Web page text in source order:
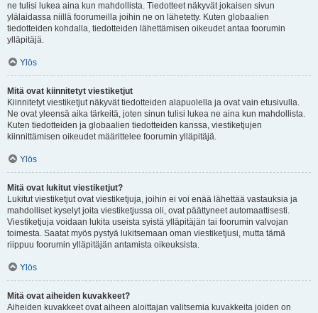
ne tulisi lukea aina kun mahdollista. Tiedotteet näkyvät jokaisen sivun
ylälaidassa niillä foorumeilla joihin ne on lähetetty. Kuten globaalien
tiedotteiden kohdalla, tiedotteiden lähettämisen oikeudet antaa foorumin
ylläpitäjä.
Ylös
Mitä ovat kiinnitetyt viestiketjut
Kiinnitetyt viestiketjut näkyvät tiedotteiden alapuolella ja ovat vain etusivulla.
Ne ovat yleensä aika tärkeitä, joten sinun tulisi lukea ne aina kun mahdollista.
Kuten tiedotteiden ja globaalien tiedotteiden kanssa, viestiketjujen
kiinnittämisen oikeudet määrittelee foorumin ylläpitäjä.
Ylös
Mitä ovat lukitut viestiketjut?
Lukitut viestiketjut ovat viestiketjuja, joihin ei voi enää lähettää vastauksia ja
mahdolliset kyselyt joita viestiketjussa oli, ovat päättyneet automaattisesti.
Viestiketjuja voidaan lukita useista syistä ylläpitäjän tai foorumin valvojan
toimesta. Saatat myös pystyä lukitsemaan oman viestiketjusi, mutta tämä
riippuu foorumin ylläpitäjän antamista oikeuksista.
Ylös
Mitä ovat aiheiden kuvakkeet?
Aiheiden kuvakkeet ovat aiheen aloittajan valitsemia kuvakkeita joiden on